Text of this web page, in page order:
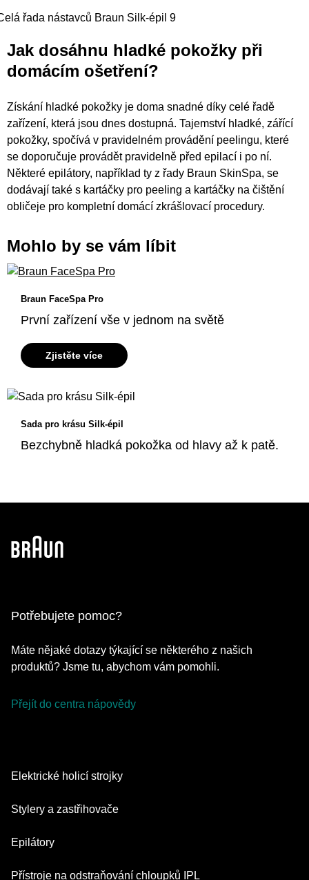
řada nástavců Braun Silk-épil 9
Jak dosáhnu hladké pokožky při
domácím ošetření?
Získání hladké pokožky je doma snadné díky celé řadě
zařízení, která jsou dnes dostupná. Tajemství hladké, zářící
pokožky, spočívá v pravidelném provádění peelingu, které
se doporučuje provádět pravidelně před epilací i po ní.
Některé epilátory, například ty z řady Braun SkinSpa, se
dodávají také s kartáčky pro peeling a kartáčky na čištění
obličeje pro kompletní domácí zkrášlovací procedury.
Mohlo by se vám líbit
Braun FaceSpa Pro
První zařízení vše v jednom na světě
Zjistěte více
Sada pro krásu Silk-épil
Bezchybně hladká pokožka od hlavy až k patě.
Potřebujete pomoc?
Máte nějaké dotazy týkající se některého z našich
produktů? Jsme tu, abychom vám pomohli.
Přejít do centra nápovědy
Elektrické holicí strojky
Series 9 Pro
Series 3
Stylery a zastřihovače
Zastřihovače vousů
Epilátory
Silk·épil SkinSpa
Přístroje na odstraňování chloupků IPL